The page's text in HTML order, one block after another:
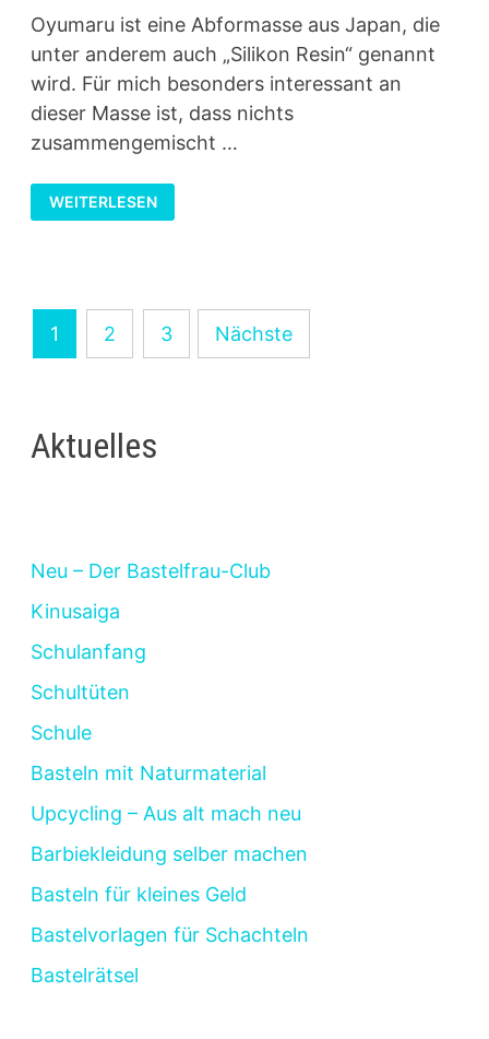
Oyumaru ist eine Abformasse aus Japan, die
unter anderem auch „Silikon Resin“ genannt
wird. Für mich besonders interessant an
dieser Masse ist, dass nichts
zusammengemischt …
SCHMUCKFORMEN
HERSTELLEN
–
OYUMARU
WEITERLESEN
Seitennummerierung
der
1 2 3 Nächste
Aktuelles
Neu – Der Bastelfrau-Club
Kinusaiga
Schulanfang
Schultüten
Schule
Basteln mit Naturmaterial
Upcycling – Aus alt mach neu
Barbiekleidung selber machen
Basteln für kleines Geld
Bastelvorlagen für Schachteln
Bastelrätsel